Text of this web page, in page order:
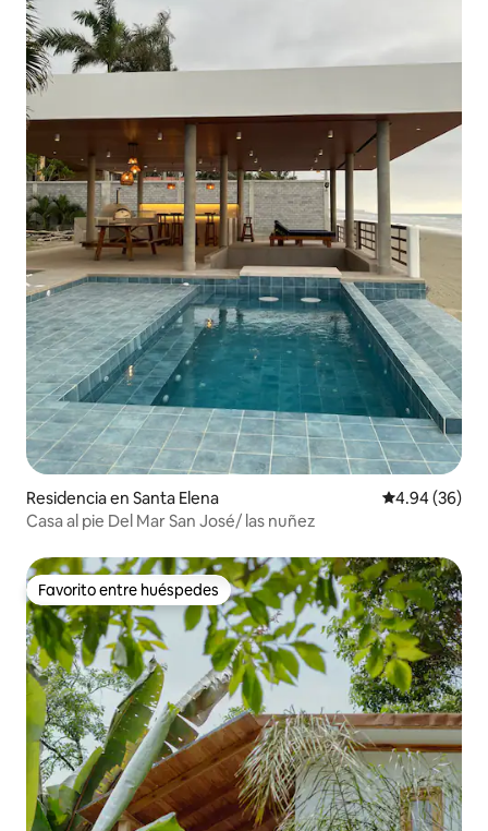
Residencia en Santa Elena Calificación
4.94 (36)
Casa al pie Del Mar San José/ las nuñez
Favorito entre huéspedes
Favorito entre huéspedes